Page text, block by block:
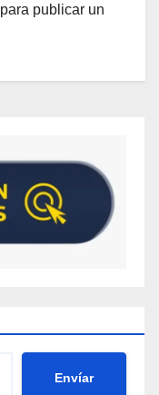
para publicar un
Envíar